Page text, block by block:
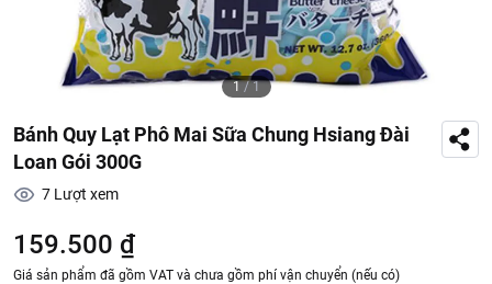
1 / 1
Bánh Quy Lạt Phô Mai Sữa Chung Hsiang Đài
Loan Gói 300G
7 Lượt xem
159.500 ₫
Giá sản phẩm đã gồm VAT và chưa gồm phí vận chuyển (nếu có)